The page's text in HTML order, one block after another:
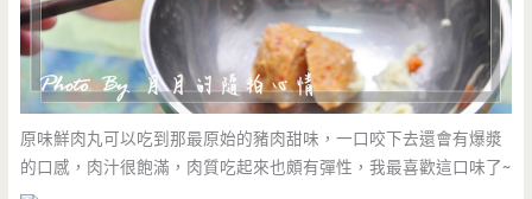
原味鮮肉丸可以吃到那最原始的豬肉甜味，一口咬下去還會有爆漿
的口感，肉汁很飽滿，肉質吃起來也頗有彈性，我最喜歡這口味了~